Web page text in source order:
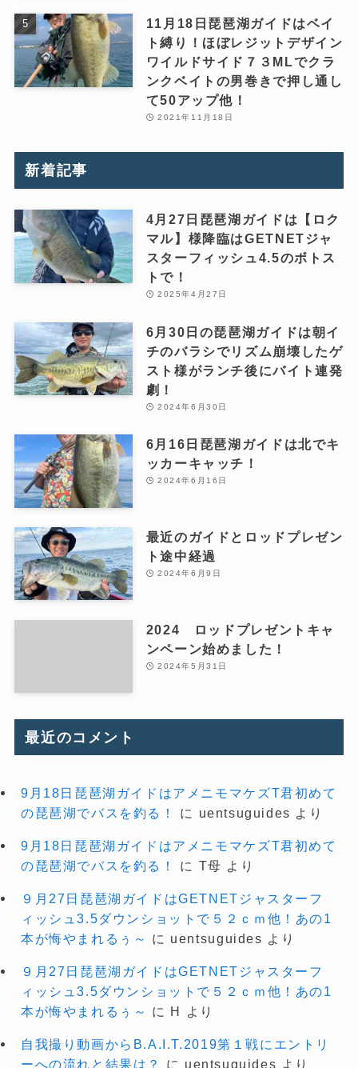
11月18日琵琶湖ガイドはベイ
ト縛り！ほぼレジットデザイン
ワイルドサイド７３MLでクラ
ンクベイトの男巻きで押し通し
て50アップ他！
2021年11月18日
新着記事
4月27日琵琶湖ガイドは【ロク
マル】様降臨はGETNETジャ
スターフィッシュ4.5のボトス
トで！
2025年4月27日
6月30日の琵琶湖ガイドは朝イ
チのバラシでリズム崩壊したゲ
スト様がランチ後にバイト連発
劇！
2024年6月30日
6月16日琵琶湖ガイドは北でキ
ッカーキャッチ！
2024年6月16日
最近のガイドとロッドプレゼン
ト途中経過
2024年6月9日
2024 ロッドプレゼントキャ
ンペーン始めました！
2024年5月31日
最近のコメント
9月18日琵琶湖ガイドはアメニモマケズT君初めて
の琵琶湖でバスを釣る！
に uentsuguides より
9月18日琵琶湖ガイドはアメニモマケズT君初めて
の琵琶湖でバスを釣る！
に T母 より
９月27日琵琶湖ガイドはGETNETジャスターフ
ィッシュ3.5ダウンショットで５２ｃｍ他！あの1
本が悔やまれるぅ～
に uentsuguides より
９月27日琵琶湖ガイドはGETNETジャスターフ
ィッシュ3.5ダウンショットで５２ｃｍ他！あの1
本が悔やまれるぅ～
に H より
自我撮り動画からB.A.I.T.2019第１戦にエントリ
ーへの流れと結果は？
に uentsuguides より